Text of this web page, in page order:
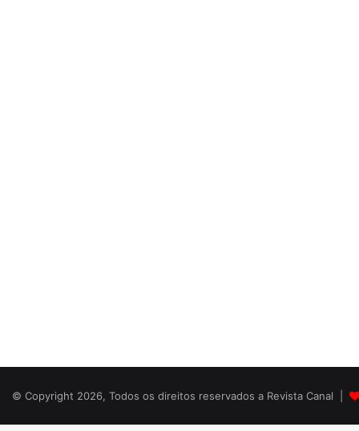
© Copyright 2026, Todos os direitos reservados a Revista Canal |